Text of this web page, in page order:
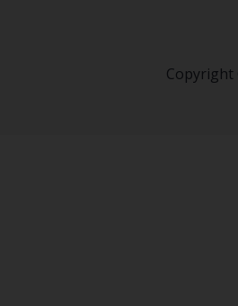
Copyright